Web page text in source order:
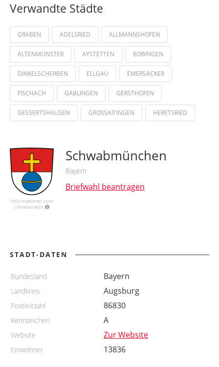
Verwandte Städte
GRABEN ADELSRIED ALLMANNSHOFEN
ALTENMÜNSTER AYSTETTEN BOBINGEN
DINKELSCHERBEN ELLGAU EMERSACKER
FISCHACH GABLINGEN GERSTHOFEN
GESSERTSHAUSEN GROSSAITINGEN HERETSRIED
Informationen zum
Urheberrecht
Schwabmünchen
Bayern
Briefwahl beantragen
STADT-DATEN
Bundesland Bayern
Landkreis Augsburg
Postleitzahl 86830
Kennzeichen A
Website Zur Website
Einwohner 13836